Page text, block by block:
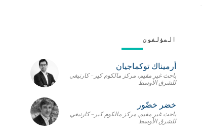
المؤلفون
أرميناك توكماجيان
باحث غير مقيم، مركز مالكوم كير– كارنيغي
للشرق الأوسط
خضر خضّور
باحث غير مقيم, مركز مالكوم كير– كارنيغي
للشرق الأوسط